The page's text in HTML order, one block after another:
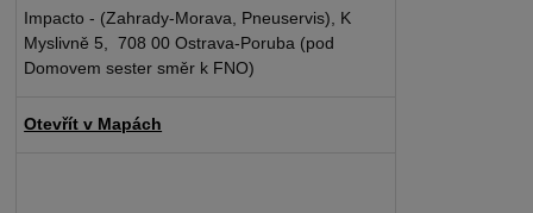
Impacto - (Zahrady-Morava, Pneuservis), K
Myslivně 5, 708 00 Ostrava-Poruba (pod
Domovem sester směr k FNO)
Otevřít v Mapách